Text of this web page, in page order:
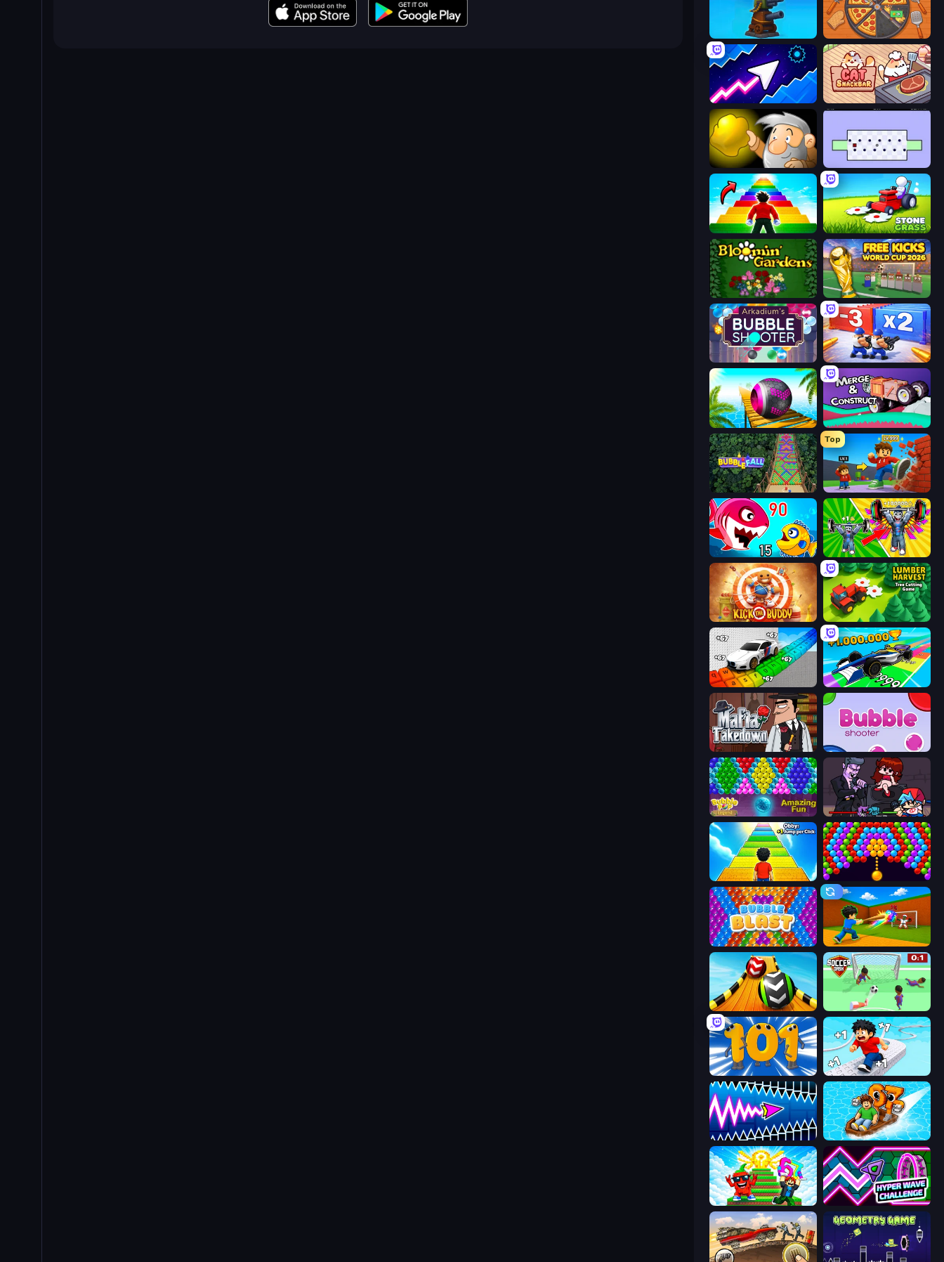
Furry Road Ring Restaurant
Space Waves Cat Snack Bar
Gold Miner World's Hardest Game
Obby Highest Jump Ever Stone Grass: Mowing Simulator
Blooming Gardens Free Kicks World Cup 2026
Battle Brigade
Rolling Balls Sea Race Merge & Construct
Bubble Fall
Top
Obby: +1 Click Wall Breaker
Fish Eat Getting Big Obby: Gym Simulator, Escape
Kick the Buddy Lumber Harvest: Tree Cutting Game
Obby Car Challenge: Drive
Mafia Takedown Bubble Shooter
Bubble Pop Legend Friday Night Funkin'
Obby: +1 Jump per Click Bubble Story
Bubble Blast Baseball For Brainrot
Sky Balls 3D Soccer Dash
Numbers Arena Speed per Click: Obby
Wave Dash: Geometry Arrow Float for Brainrots
Run and Jump for Brainrot Hyper Wave Challenge